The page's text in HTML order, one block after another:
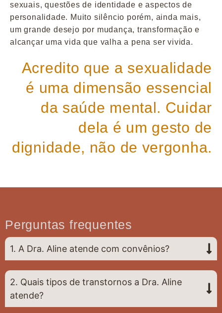
sexuais, questões de identidade e aspectos de
personalidade. Muito silêncio porém, ainda mais,
um grande desejo por mudança, transformação e
alcançar uma vida que valha a pena ser vivida.
Acredito que a sexualidade
é uma dimensão essencial
da saúde mental. Cuidar
dela é um gesto de
dignidade, não de vergonha.
Perguntas frequentes
1. A Dra. Aline atende com convênios?
2. Quais tipos de transtornos a Dra. Aline
atende?